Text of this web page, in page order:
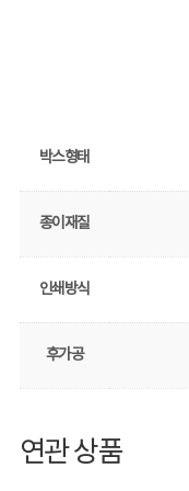
박스형태
종이재질
인쇄방식
후가공
연관 상품